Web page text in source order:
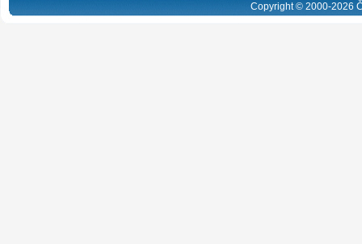
Copyright © 2000-2026